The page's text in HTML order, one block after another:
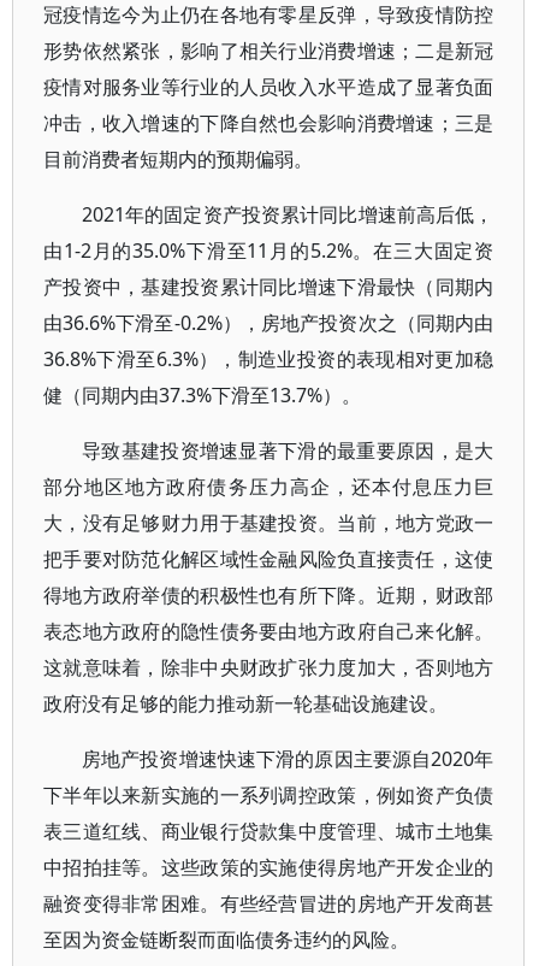
冠疫情迄今为止仍在各地有零星反弹，导致疫情防控
形势依然紧张，影响了相关行业消费增速；二是新冠
疫情对服务业等行业的人员收入水平造成了显著负面
冲击，收入增速的下降自然也会影响消费增速；三是
目前消费者短期内的预期偏弱。
2021年的固定资产投资累计同比增速前高后低，
由1-2月的35.0%下滑至11月的5.2%。在三大固定资
产投资中，基建投资累计同比增速下滑最快（同期内
由36.6%下滑至-0.2%），房地产投资次之（同期内由
36.8%下滑至6.3%），制造业投资的表现相对更加稳
健（同期内由37.3%下滑至13.7%）。
导致基建投资增速显著下滑的最重要原因，是大
部分地区地方政府债务压力高企，还本付息压力巨
大，没有足够财力用于基建投资。当前，地方党政一
把手要对防范化解区域性金融风险负直接责任，这使
得地方政府举债的积极性也有所下降。近期，财政部
表态地方政府的隐性债务要由地方政府自己来化解。
这就意味着，除非中央财政扩张力度加大，否则地方
政府没有足够的能力推动新一轮基础设施建设。
房地产投资增速快速下滑的原因主要源自2020年
下半年以来新实施的一系列调控政策，例如资产负债
表三道红线、商业银行贷款集中度管理、城市土地集
中招拍挂等。这些政策的实施使得房地产开发企业的
融资变得非常困难。有些经营冒进的房地产开发商甚
至因为资金链断裂而面临债务违约的风险。